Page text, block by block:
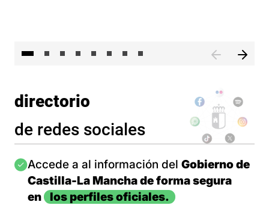
directorio
de redes sociales
Imagen
Accede a al información del Gobierno de
Castilla-La Mancha de forma segura
en
los perfiles oficiales.